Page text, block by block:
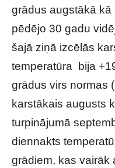
grādus augstākā kā
pēdējo 30 gadu
šajā ziņā izcēlās
temperatūra bija
grādus virs normas
karstākais augusts
turpinājumā
diennakts
grādiem, kas vairāk